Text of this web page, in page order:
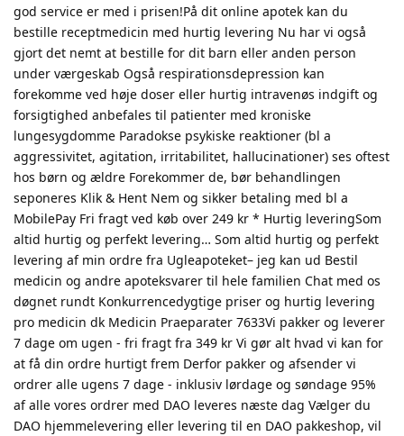
god service er med i prisen!På dit online apotek kan du
bestille receptmedicin med hurtig levering Nu har vi også
gjort det nemt at bestille for dit barn eller anden person
under værgeskab Også respirationsdepression kan
forekomme ved høje doser eller hurtig intravenøs indgift og
forsigtighed anbefales til patienter med kroniske
lungesygdomme Paradokse psykiske reaktioner (bl a
aggressivitet, agitation, irritabilitet, hallucinationer) ses oftest
hos børn og ældre Forekommer de, bør behandlingen
seponeres Klik & Hent Nem og sikker betaling med bl a
MobilePay Fri fragt ved køb over 249 kr * Hurtig leveringSom
altid hurtig og perfekt levering… Som altid hurtig og perfekt
levering af min ordre fra Ugleapoteket– jeg kan ud Bestil
medicin og andre apoteksvarer til hele familien Chat med os
døgnet rundt Konkurrencedygtige priser og hurtig levering
pro medicin dk Medicin Praeparater 7633Vi pakker og leverer
7 dage om ugen - fri fragt fra 349 kr Vi gør alt hvad vi kan for
at få din ordre hurtigt frem Derfor pakker og afsender vi
ordrer alle ugens 7 dage - inklusiv lørdage og søndage 95%
af alle vores ordrer med DAO leveres næste dag Vælger du
DAO hjemmelevering eller levering til en DAO pakkeshop, vil